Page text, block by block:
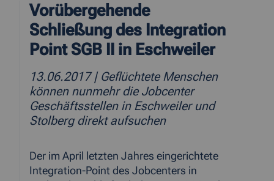
Vorübergehende
Schließung des Integration
Point SGB II in Eschweiler
13.06.2017| Geflüchtete Menschen
können nunmehr die Jobcenter
Geschäftsstellen in Eschweiler und
Stolberg direkt aufsuchen
Der im April letzten Jahres eingerichtete
Integration-Point des Jobcenters in